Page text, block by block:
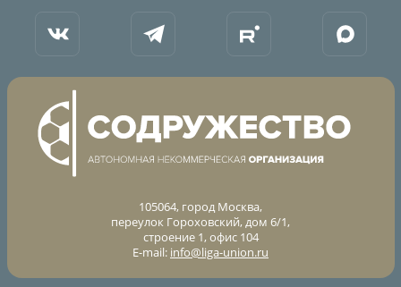
105064, город Москва,
переулок Гороховский, дом 6/1,
строение 1, офис 104
E-mail: info@liga-union.ru